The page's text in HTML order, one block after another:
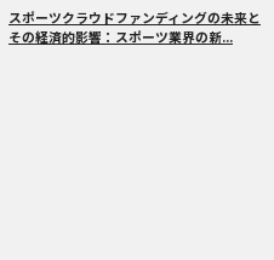
スポーツクラウドファンディングの未来と
その経済的影響：スポーツ業界の新...